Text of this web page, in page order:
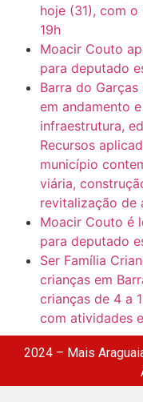
hoje (31), com o
19h
Moacir Couto
para deputado
Barra do
em andamento
infraestrutura,
Recursos
município
viária,
revitalização de
Moacir Couto é
para deputado
Ser Família
crianças em
crianças de 4 a
com atividades
2024 – Mais